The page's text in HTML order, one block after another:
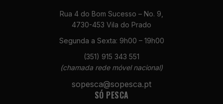
Rua 4 do Bom Sucesso – No. 9,
4730-453 Vila do Prado
Segunda a Sexta: 9h00 – 19h00
(351) 915 343 551
(chamada rede móvel nacional)
sopesca@sopesca.pt
SÓ PESCA
Necessários
Estes cookies
opcionais. São